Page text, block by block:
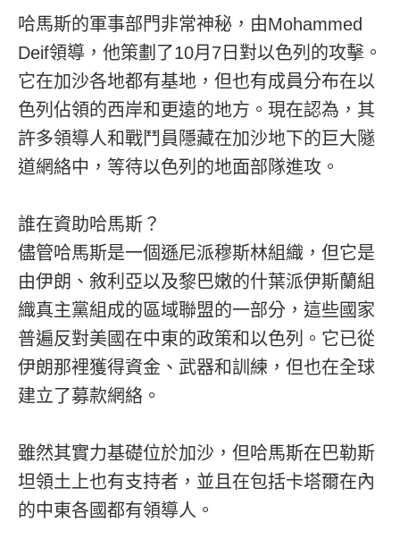
哈馬斯的軍事部門非常神秘，由Mohammed
Deif領導，他策劃了10月7日對以色列的攻擊。
它在加沙各地都有基地，但也有成員分布在以
色列佔領的西岸和更遠的地方。現在認為，其
許多領導人和戰鬥員隱藏在加沙地下的巨大隧
道網絡中，等待以色列的地面部隊進攻。
誰在資助哈馬斯？
儘管哈馬斯是一個遜尼派穆斯林組織，但它是
由伊朗、敘利亞以及黎巴嫩的什葉派伊斯蘭組
織真主黨組成的區域聯盟的一部分，這些國家
普遍反對美國在中東的政策和以色列。它已從
伊朗那裡獲得資金、武器和訓練，但也在全球
建立了募款網絡。
雖然其實力基礎位於加沙，但哈馬斯在巴勒斯
坦領土上也有支持者，並且在包括卡塔爾在內
的中東各國都有領導人。